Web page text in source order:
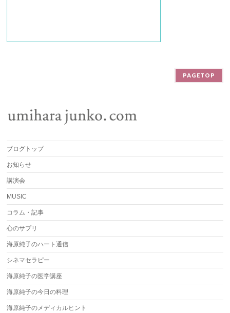
PAGETOP
ブログトップ
お知らせ
講演会
MUSIC
コラム・記事
心のサプリ
海原純子のハート通信
シネマセラピー
海原純子の医学講座
海原純子の今日の料理
海原純子のメディカルヒント